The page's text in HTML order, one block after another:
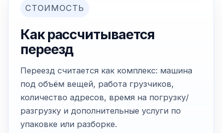
СТОИМОСТЬ
Как рассчитывается
переезд
Переезд считается как комплекс: машина
под объём вещей, работа грузчиков,
количество адресов, время на погрузку/
разгрузку и дополнительные услуги по
упаковке или разборке.